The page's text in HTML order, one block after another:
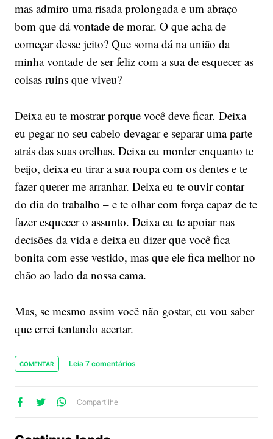
mas admiro uma risada prolongada e um abraço
bom que dá vontade de morar. O que acha de
começar desse jeito? Que soma dá na união da
minha vontade de ser feliz com a sua de esquecer as
coisas ruins que viveu?
Deixa eu te mostrar porque você deve ficar. Deixa
eu pegar no seu cabelo devagar e separar uma parte
atrás das suas orelhas. Deixa eu morder enquanto te
beijo, deixa eu tirar a sua roupa com os dentes e te
fazer querer me arranhar. Deixa eu te ouvir contar
do dia do trabalho – e te olhar com força capaz de te
fazer esquecer o assunto. Deixa eu te apoiar nas
decisões da vida e deixa eu dizer que você fica
bonita com esse vestido, mas que ele fica melhor no
chão ao lado da nossa cama.
Mas, se mesmo assim você não gostar, eu vou saber
que errei tentando acertar.
COMENTAR Leia 7 comentários
Compartilhe